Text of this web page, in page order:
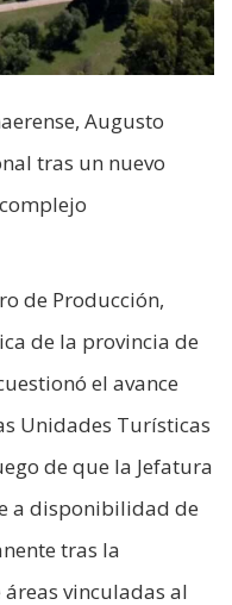
Augusto
tras un nuevo
de Producción,
de la provincia de
el avance
Unidades Turísticas
de que la Jefatura
a disponibilidad de
tras la
vinculadas al